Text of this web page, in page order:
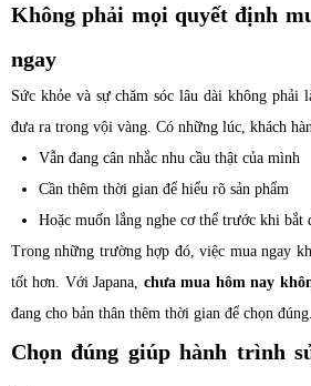
Không phải mọi quyết định
ngay
Sức khỏe và sự chăm sóc lâu dài không phải
đưa ra trong vội vàng. Có những lúc, khách
Vẫn đang cân nhắc nhu cầu thật của mình
Cần thêm thời gian để hiểu rõ sản phẩm
Hoặc muốn lắng nghe cơ thể trước khi bắt
Trong những trường hợp đó, việc mua ngay
tốt hơn. Với Japana, chưa mua hôm nay
đang cho bản thân thêm thời gian để chọn đúng.
Chọn đúng giúp hành trình